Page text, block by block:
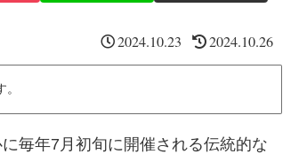
2024.10.23 2024.10.26
毎年7月初旬に開催される伝統的な